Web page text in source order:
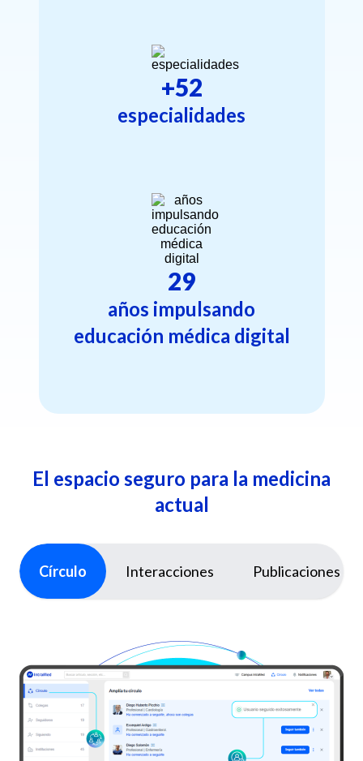
+52
especialidades
29
años impulsando
educación médica digital
El espacio seguro para la medicina
actual
Círculo Interacciones Publicaciones